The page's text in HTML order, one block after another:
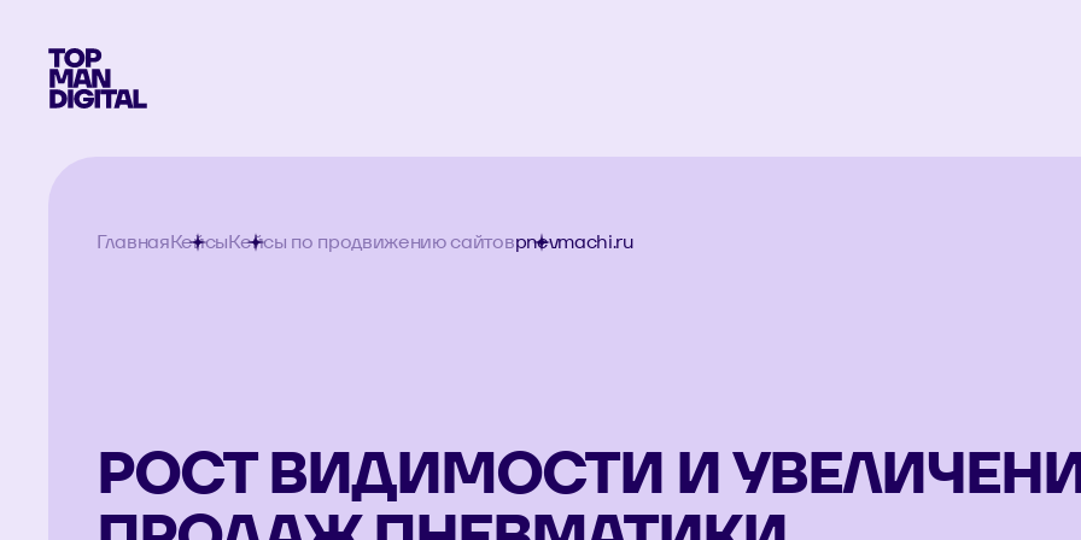
ГлавнаяКейсыКейсы по продвижению сайтовpnevmachi.ru
РОСТ ВИДИМОСТИ И